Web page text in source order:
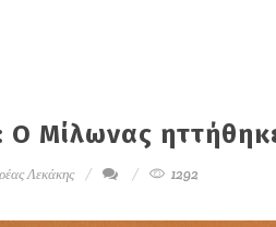
Ο Μίλωνας
Λεκάκης 1292